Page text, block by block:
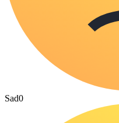
Sad0